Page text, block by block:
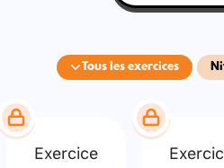
Tous les exercices
Exercice